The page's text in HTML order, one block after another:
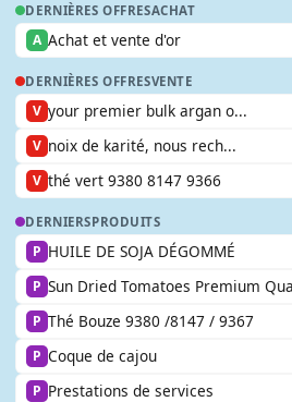
DERNIÈRES OFFRESACHAT
A Achat et vente d'or
DERNIÈRES OFFRESVENTE
V your premier bulk argan o...
V noix de karité, nous rech...
V thé vert 9380 8147 9366
DERNIERSPRODUITS
P HUILE DE SOJA DÉGOMMÉ
P Sun Dried Tomatoes Premium Qua
P Thé Bouze 9380 /8147 / 9367
P Coque de cajou
P Prestations de services